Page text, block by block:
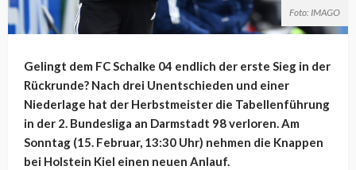
Foto: IMAGO
Gelingt dem FC Schalke 04 endlich der erste Sieg in der
Rückrunde? Nach drei Unentschieden und einer
Niederlage hat der Herbstmeister die Tabellenführung
in der 2. Bundesliga an Darmstadt 98 verloren. Am
Sonntag (15. Februar, 13:30 Uhr) nehmen die Knappen
bei Holstein Kiel einen neuen Anlauf.